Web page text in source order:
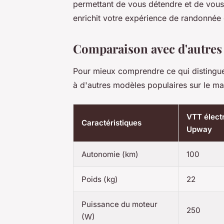
permettant de vous détendre et de
enrichit votre expérience de
Comparaison avec
Pour mieux comprendre ce qui
à d'autres modèles populaires sur le
Caractéristiques
VTT
Upway
Autonomie (km) 100
Poids (kg) 22
Puissance du moteur
(W)
250